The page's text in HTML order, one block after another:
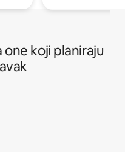
one koji planiraju